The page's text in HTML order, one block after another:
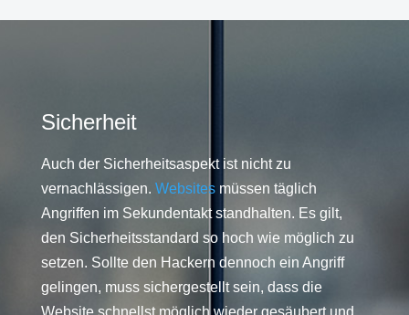
Sicherheit
Auch der Sicherheitsaspekt ist nicht zu
vernachlässigen. Websitesmüssen täglich
Angriffen im Sekundentakt standhalten. Es gilt,
den Sicherheitsstandard so hoch wie möglich zu
setzen. Sollte den Hackern dennoch ein Angriff
gelingen, muss sichergestellt sein, dass die
Website schnellst möglich wieder gesäubert und